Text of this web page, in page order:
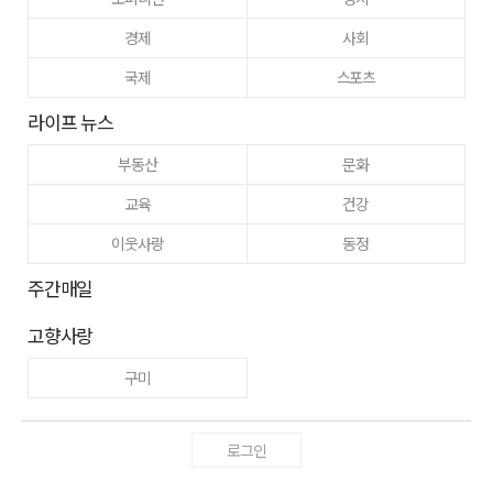
경제
사회
국제
스포츠
라이프 뉴스
부동산
문화
교육
건강
이웃사랑
동정
주간매일
고향사랑
구미
로그인